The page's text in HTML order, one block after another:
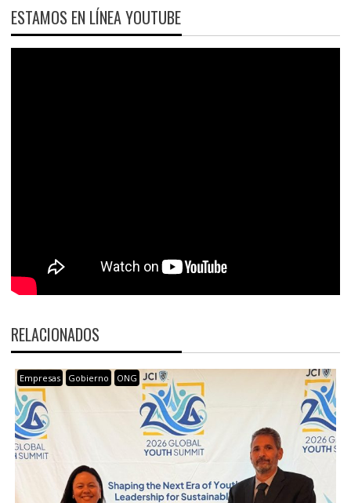
ESTAMOS EN LÍNEA YOUTUBE
RELACIONADOS
Empresas Gobierno ONG